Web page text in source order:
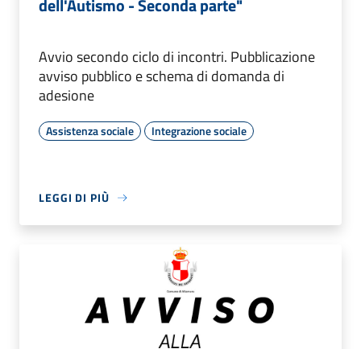
dell'Autismo - Seconda parte"
Avvio secondo ciclo di incontri. Pubblicazione
avviso pubblico e schema di domanda di
adesione
Assistenza sociale Integrazione sociale
LEGGI DI PIÙ